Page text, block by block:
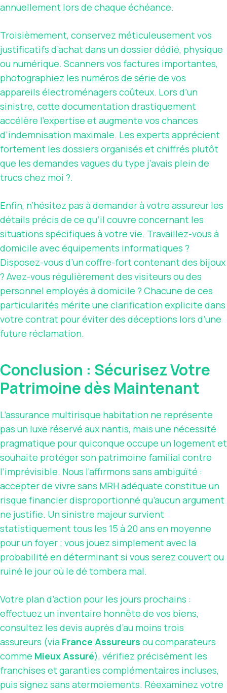
annuellement lors de chaque échéance.
Troisièmement, conservez méticuleusement vos
justificatifs d’achat dans un dossier dédié, physique
ou numérique. Scanners vos factures importantes,
photographiez les numéros de série de vos
appareils électroménagers coûteux. Lors d’un
sinistre, cette documentation drastiquement
accélère l’expertise et augmente vos chances
d’indemnisation maximale. Les experts apprécient
fortement les dossiers organisés et chiffrés plutôt
que les demandes vagues du type j’avais plein de
trucs chez moi ?.
Enfin, n’hésitez pas à demander à votre assureur les
détails précis de ce qu’il couvre concernant les
situations spécifiques à votre vie. Travaillez-vous à
domicile avec équipements informatiques ?
Disposez-vous d’un coffre-fort contenant des bijoux
? Avez-vous régulièrement des visiteurs ou des
personnel employés à domicile ? Chacune de ces
particularités mérite une clarification explicite dans
votre contrat pour éviter des déceptions lors d’une
future réclamation.
Conclusion : Sécurisez Votre
Patrimoine dès Maintenant
L’assurance multirisque habitation ne représente
pas un luxe réservé aux nantis, mais une nécessité
pragmatique pour quiconque occupe un logement et
souhaite protéger son patrimoine familial contre
l’imprévisible. Nous l’affırmons sans ambiguïté :
accepter de vivre sans MRH adéquate constitue un
risque financier disproportionné qu’aucun argument
ne justifie. Un sinistre majeur survient
statistiquement tous les 15 à 20 ans en moyenne
pour un foyer ; vous jouez simplement avec la
probabilité en déterminant si vous serez couvert ou
ruiné le jour où le dé tombera mal.
Votre plan d’action pour les jours prochains :
effectuez un inventaire honnête de vos biens,
consultez les devis auprès d’au moins trois
assureurs (via France Assureurs ou comparateurs
comme Mieux Assuré), vérifiez précisément les
franchises et garanties complémentaires incluses,
puis signez sans atermoiements. Réexaminez votre